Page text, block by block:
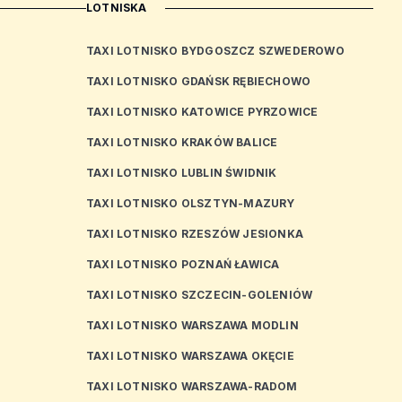
LOTNISKA
TAXI LOTNISKO BYDGOSZCZ SZWEDEROWO
TAXI LOTNISKO GDAŃSK RĘBIECHOWO
TAXI LOTNISKO KATOWICE PYRZOWICE
TAXI LOTNISKO KRAKÓW BALICE
TAXI LOTNISKO LUBLIN ŚWIDNIK
TAXI LOTNISKO OLSZTYN-MAZURY
TAXI LOTNISKO RZESZÓW JESIONKA
TAXI LOTNISKO POZNAŃ ŁAWICA
TAXI LOTNISKO SZCZECIN-GOLENIÓW
TAXI LOTNISKO WARSZAWA MODLIN
TAXI LOTNISKO WARSZAWA OKĘCIE
TAXI LOTNISKO WARSZAWA-RADOM